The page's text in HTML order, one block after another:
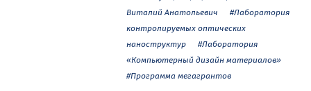
Виталий Анатольевич
#Лаборатория
контролируемых оптических
наноструктур
#Лаборатория
«Компьютерный дизайн материалов»
#Программа мегагрантов